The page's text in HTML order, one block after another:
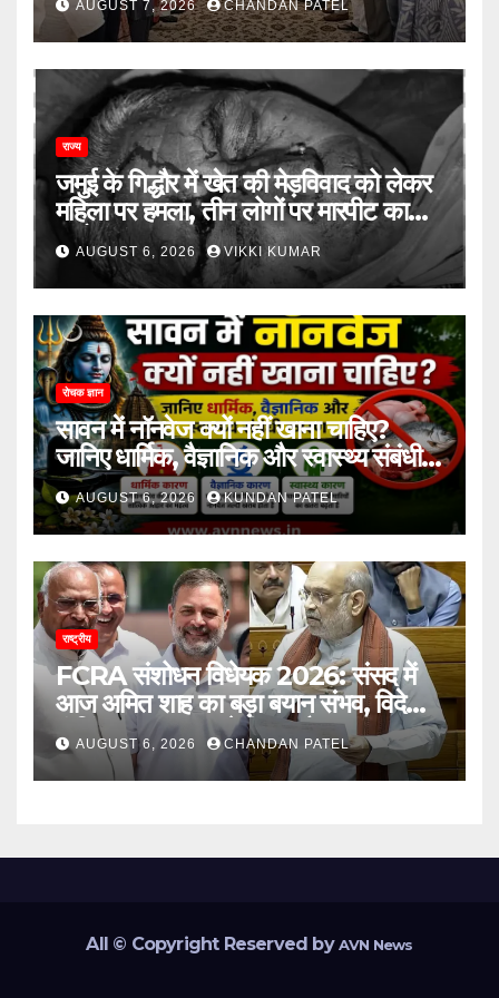
भाजपा को लेकर भी दो राय
AUGUST 7, 2026 CHANDAN PATEL
राज्य
जमुई के गिद्धौर में खेत की मेड़विवाद को लेकर
महिला पर हमला, तीन लोगों पर मारपीट का
आरोप
AUGUST 6, 2026 VIKKI KUMAR
रोचक ज्ञान
सावन में नॉनवेज क्यों नहीं खाना चाहिए?
जानिए धार्मिक, वैज्ञानिक और स्वास्थ्य संबंधी
कारण..
AUGUST 6, 2026 KUNDAN PATEL
राष्ट्रीय
FCRA संशोधन विधेयक 2026: संसद में
आज अमित शाह का बड़ा बयान संभव, विदेशी
फंडिंग पर सरकार करेगी बड़ा फैसला
AUGUST 6, 2026 CHANDAN PATEL
All © Copyright Reserved byAVN News